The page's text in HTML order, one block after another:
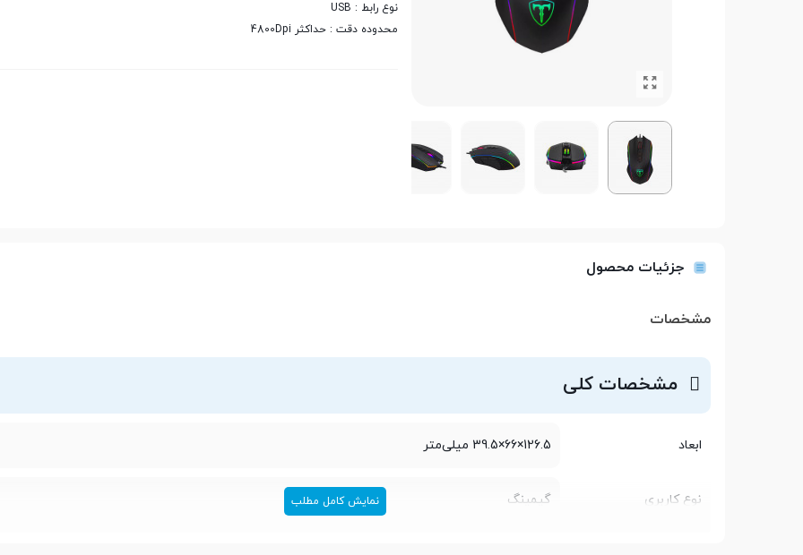
نوع رابط : USB
محدوده دقت : حداکثر 4800Dpi
جزئیات محصول
مشخصات
مشخصات کلی
ابعاد 126.5×66×39.5 میلی‌متر
نوع کاربری گیمینگ نمایش کامل مطلب